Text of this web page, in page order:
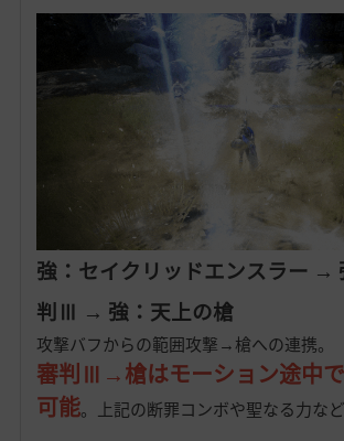
強：セイクリッドエンスラー →
判Ⅲ → 強：天上の槍
攻撃バフからの範囲攻撃→槍への連携。
審判Ⅲ→槍はモーション途中
可能。上記の断罪コンボや聖なる力など